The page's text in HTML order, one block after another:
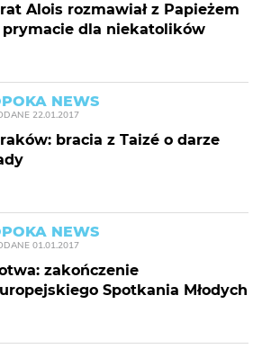
Alois rozmawiał z Papieżem
prymacie dla niekatolików
NEWS
22.01.2017
bracia z Taizé o darze
NEWS
01.01.2017
zakończenie
Spotkania Młodych